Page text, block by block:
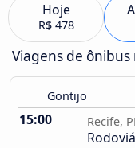
Hoje
R$ 478
Viagens de
Gontijo
15:00 Recife,